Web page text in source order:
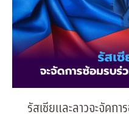
รัสเซียและลาวจะจัดก